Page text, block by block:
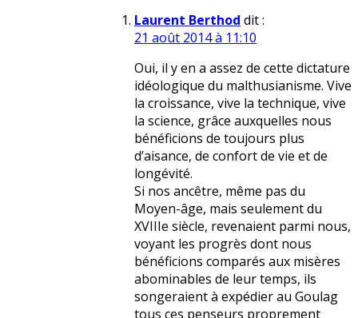
Laurent Berthod dit :
21 août 2014 à 11:10
Oui, il y en a assez de cette dictature
idéologique du malthusianisme. Vive
la croissance, vive la technique, vive
la science, grâce auxquelles nous
bénéficions de toujours plus
d’aisance, de confort de vie et de
longévité.
Si nos ancêtre, même pas du
Moyen-âge, mais seulement du
XVIIIe siècle, revenaient parmi nous,
voyant les progrès dont nous
bénéficions comparés aux misères
abominables de leur temps, ils
songeraient à expédier au Goulag
tous ces penseurs proprement